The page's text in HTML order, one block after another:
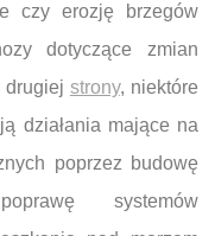
czy erozję brzegów
dotyczące zmian
drugiej strony, niektóre
działania mające na
poprzez budowę
systemów